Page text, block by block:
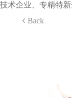
技术企业、专精特新
Back